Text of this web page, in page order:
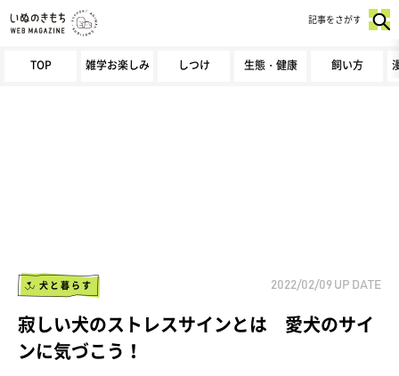
TOP 雑学お楽しみ しつけ 生態・健康 飼い方
記事をさがす
犬と暮らす 2022/02/09 UP DATE
寂しい犬のストレスサインとは 愛犬のサイ
ンに気づこう！